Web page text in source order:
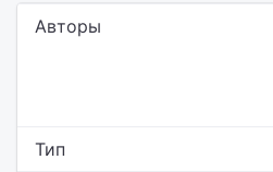
Авторы
Тип